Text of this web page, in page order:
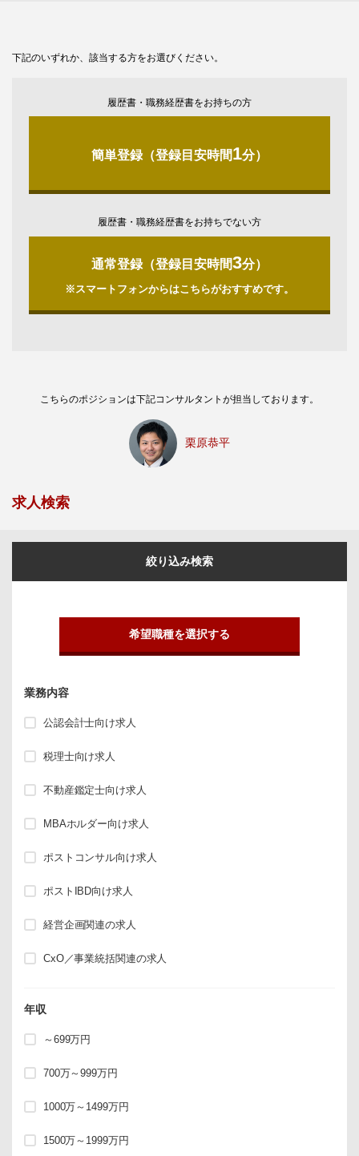
下記のいずれか、該当する方をお選びください。
履歴書・職務経歴書をお持ちの方
簡単登録（登録目安時間1分）
履歴書・職務経歴書をお持ちでない方
通常登録（登録目安時間3分）
※スマートフォンからはこちらがおすすめです。
こちらのポジションは下記コンサルタントが担当しております。
栗原恭平
求人検索
絞り込み検索
希望職種を選択する
業務内容
公認会計士向け求人
税理士向け求人
不動産鑑定士向け求人
MBAホルダー向け求人
ポストコンサル向け求人
ポストIBD向け求人
経営企画関連の求人
CxO／事業統括関連の求人
年収
～699万円
700万～999万円
1000万～1499万円
1500万～1999万円